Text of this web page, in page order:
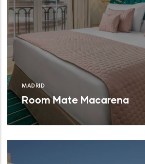
MADRID
Room Mate Macarena